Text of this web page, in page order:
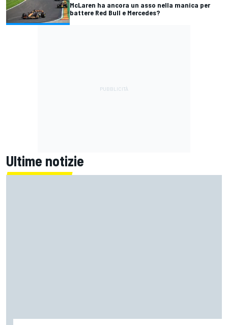
McLaren ha ancora un asso nella manica per
battere Red Bull e Mercedes?
Ultime notizie